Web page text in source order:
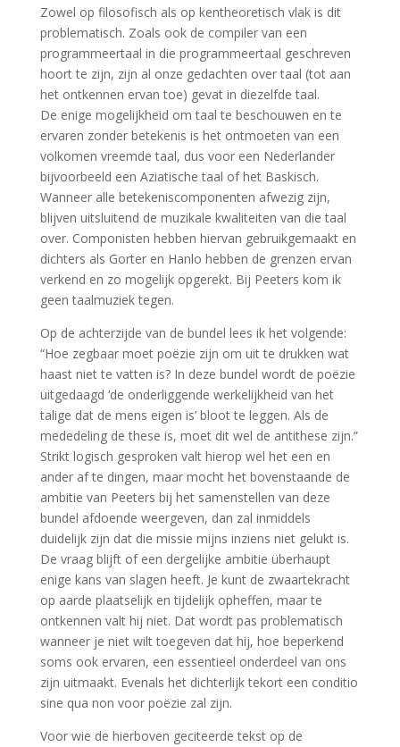
Zowel op filosofisch als op kentheoretisch vlak is dit
problematisch. Zoals ook de compiler van een
programmeertaal in die programmeertaal geschreven
hoort te zijn, zijn al onze gedachten over taal (tot aan
het ontkennen ervan toe) gevat in diezelfde taal.
De enige mogelijkheid om taal te beschouwen en te
ervaren zonder betekenis is het ontmoeten van een
volkomen vreemde taal, dus voor een Nederlander
bijvoorbeeld een Aziatische taal of het Baskisch.
Wanneer alle betekeniscomponenten afwezig zijn,
blijven uitsluitend de muzikale kwaliteiten van die taal
over. Componisten hebben hiervan gebruikgemaakt en
dichters als Gorter en Hanlo hebben de grenzen ervan
verkend en zo mogelijk opgerekt. Bij Peeters kom ik
geen taalmuziek tegen.
Op de achterzijde van de bundel lees ik het volgende:
“Hoe zegbaar moet poëzie zijn om uit te drukken wat
haast niet te vatten is? In deze bundel wordt de poëzie
uitgedaagd ‘de onderliggende werkelijkheid van het
talige dat de mens eigen is’ bloot te leggen. Als de
mededeling de these is, moet dit wel de antithese zijn.”
Strikt logisch gesproken valt hierop wel het een en
ander af te dingen, maar mocht het bovenstaande de
ambitie van Peeters bij het samenstellen van deze
bundel afdoende weergeven, dan zal inmiddels
duidelijk zijn dat die missie mijns inziens niet gelukt is.
De vraag blijft of een dergelijke ambitie überhaupt
enige kans van slagen heeft. Je kunt de zwaartekracht
op aarde plaatselijk en tijdelijk opheffen, maar te
ontkennen valt hij niet. Dat wordt pas problematisch
wanneer je niet wilt toegeven dat hij, hoe beperkend
soms ook ervaren, een essentieel onderdeel van ons
zijn uitmaakt. Evenals het dichterlijk tekort een conditio
sine qua non voor poëzie zal zijn.
Voor wie de hierboven geciteerde tekst op de